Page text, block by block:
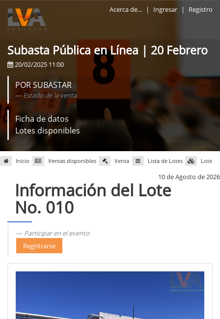
Acerca de... | Ingresar | Registro
Subasta Pública en Línea | 20 Febrero
20/02/2025 11:00
POR SUBASTAR
Estado de la venta
Ficha de datos
Lotes disponibles
Inicio Ventas disponibles Venta Lista de Lotes Lote
10 de Agosto de 2026
Información del Lote
No. 010
Participar en el evento
Registrarse